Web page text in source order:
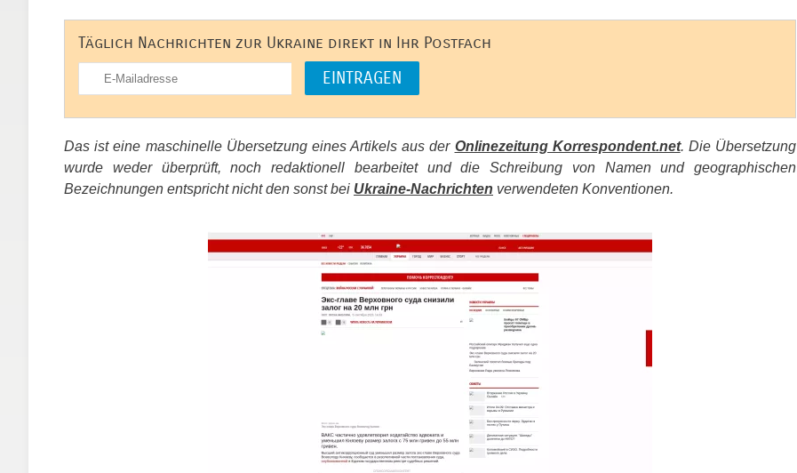
Täglich Nachrichten zur Ukraine direkt in Ihr Postfach
Das ist eine maschinelle Übersetzung eines Artikels aus der Onlinezeitung Korrespondent.net. Die Übersetzung
wurde weder überprüft, noch redaktionell bearbeitet und die Schreibung von Namen und geographischen
Bezeichnungen entspricht nicht den sonst bei Ukraine-Nachrichten verwendeten Konventionen.